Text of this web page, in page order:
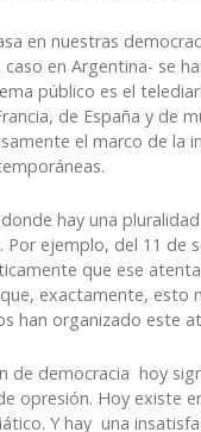
en nuestras
en Argentina- se
público es el
de España y de
el marco de la
hay una
ejemplo, del 11 de
que ese
exactamente,
han organizado este
de democracia hoy
opresión. Hoy existe
Y hay una